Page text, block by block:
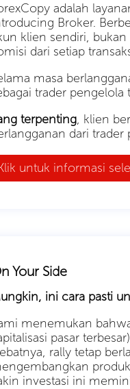
adalah
Broker.
klien sendiri,
dari setiap
masa
trader pengelola
terpenting, klien
dari trader
untuk informasi
Your Side
ini cara pasti
menemukan
pasar
rally tetap
investasi ini